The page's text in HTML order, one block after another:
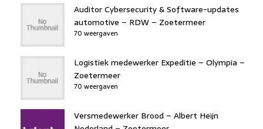
Auditor Cybersecurity & Software-updates
automotive – RDW – Zoetermeer
70 weergaven
Logistiek medewerker Expeditie – Olympia –
Zoetermeer
70 weergaven
Versmedewerker Brood – Albert Heijn